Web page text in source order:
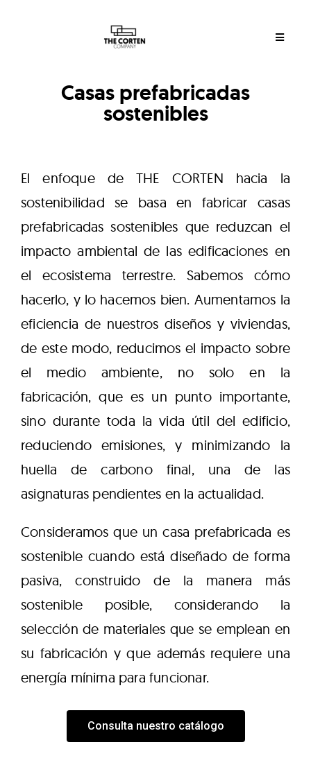
Casas prefabricadas
sostenibles
El enfoque de THE CORTEN hacia la
sostenibilidad se basa en fabricar casas
prefabricadas sostenibles que reduzcan el
impacto ambiental de las edificaciones en
el ecosistema terrestre. Sabemos cómo
hacerlo, y lo hacemos bien. Aumentamos la
eficiencia de nuestros diseños y viviendas,
de este modo, reducimos el impacto sobre
el medio ambiente, no solo en la
fabricación, que es un punto importante,
sino durante toda la vida útil del edificio,
reduciendo emisiones, y minimizando la
huella de carbono final, una de las
asignaturas pendientes en la actualidad.
Consideramos que un casa prefabricada es
sostenible cuando está diseñado de forma
pasiva, construido de la manera más
sostenible posible, considerando la
selección de materiales que se emplean en
su fabricación y que además requiere una
energía mínima para funcionar.
Consulta nuestro catálogo